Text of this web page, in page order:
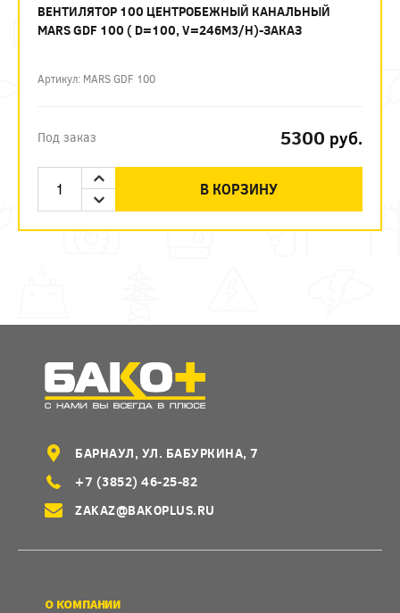
ВЕНТИЛЯТОР 100 ЦЕНТРОБЕЖНЫЙ КАНАЛЬНЫЙ
MARS GDF 100 ( D=100, V=246M3/H)-ЗАКАЗ
Артикул: MARS GDF 100
Под заказ 5300 руб.
В КОРЗИНУ
БАРНАУЛ, УЛ. БАБУРКИНА, 7
+7 (3852) 46-25-82
ZAKAZ@BAKOPLUS.RU
О КОМПАНИИ